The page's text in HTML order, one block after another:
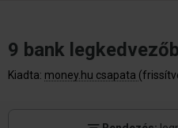
9 bank
Kiadta: money.hu csapata